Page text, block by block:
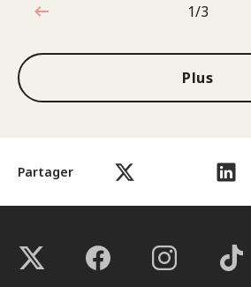
Partager
1sur3
1/3
Plus